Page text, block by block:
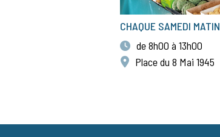
CHAQUE SAMEDI MATIN
de 8h00 à 13h00
Place du 8 Mai 1945